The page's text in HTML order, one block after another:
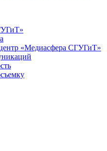
«Медиасфера СГУГиТ»